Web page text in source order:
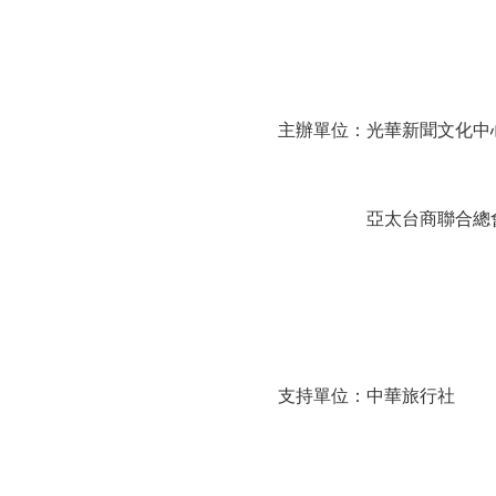
主辦單位：光華新聞文化中
亞太台商聯合總
支持單位：中華旅行社